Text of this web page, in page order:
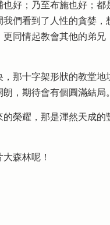
好；乃至布施也好；都
們看到了人性的貪婪，
同情起教會其他的弟兄
那十字架形狀的教堂地
，期待會有個圓滿結局。
榮耀，那是渾然天成的
森林呢！